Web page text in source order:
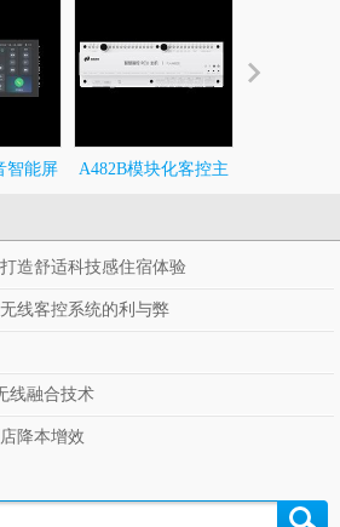
智能屏 A482B模块化客控主
造舒适科技感住宿体验
线客控系统的利与弊
线融合技术
降本增效